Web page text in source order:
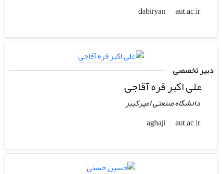
dabiryan
aut.ac.ir
دبیر تخصصی
علی اکبر قره آقاجی
دانشگاه صنعتی امیرکبیر
aghaji
aut.ac.ir